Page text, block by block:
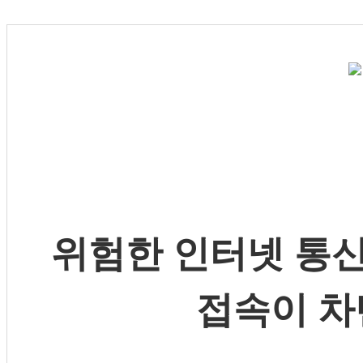
위험한 인터넷 통
접속이